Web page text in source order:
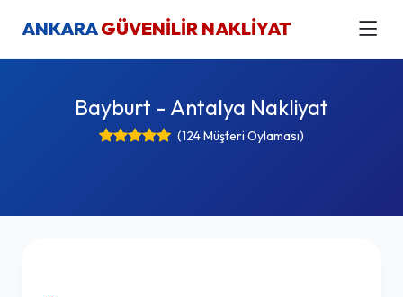
ANKARAGÜVENİLİR NAKLİYAT
Bayburt - Antalya Nakliyat
(124 Müşteri Oylaması)